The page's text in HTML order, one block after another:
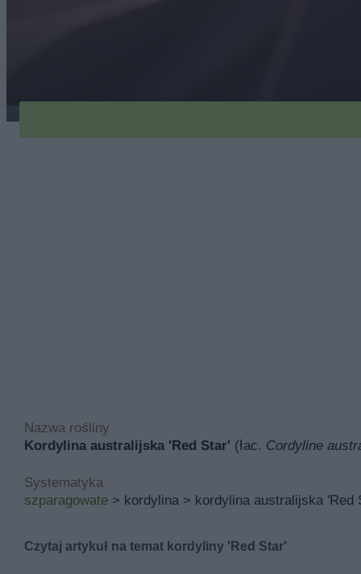
Nazwa rośliny
Kordylina australijska 'Red Star' (łac. Cordyline
Systematyka
szparagowate > kordylina > kordylina australijska 'Red
Czytaj artykuł na temat kordyliny 'Red Star'